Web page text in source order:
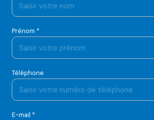
Prénom *
Téléphone
E-mail *